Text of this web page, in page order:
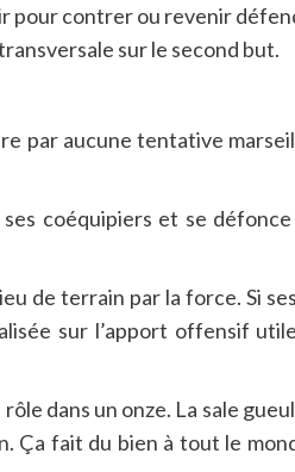
pour contrer ou revenir
sur le second but.
par aucune tentative
coéquipiers et se
de terrain par la force. Si
sur l’apport offensif
dans un onze. La sale
Ça fait du bien à tout le